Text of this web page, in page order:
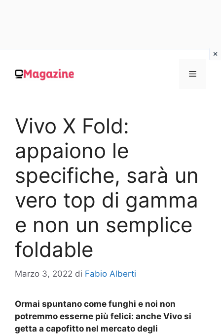
contenuto
MENU
Vivo X Fold:
appaiono le
specifiche, sarà un
vero top di gamma
e non un semplice
foldable
Marzo 3, 2022 di Fabio Alberti
Ormai spuntano come funghi e noi non
potremmo esserne più felici: anche Vivo si
getta a capofitto nel mercato degli